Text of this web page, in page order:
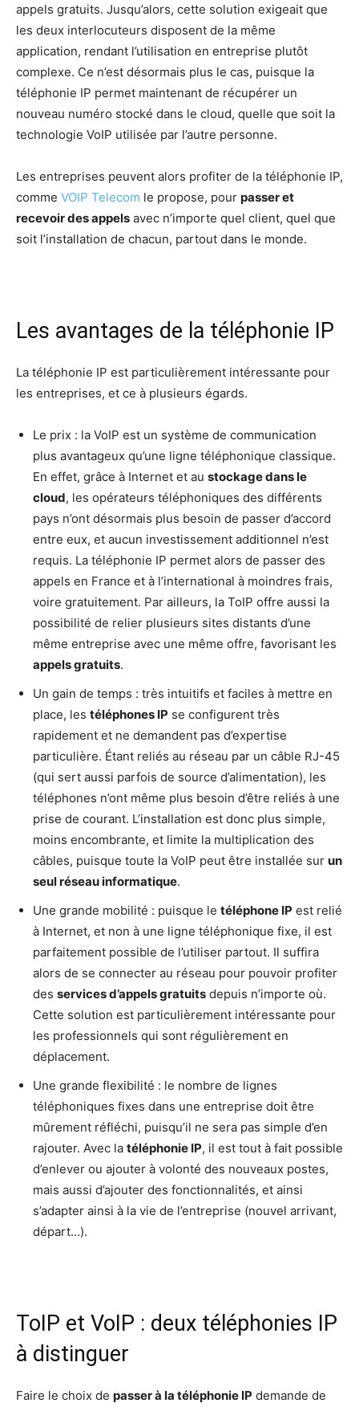
appels gratuits. Jusqu’alors, cette solution exigeait que
les deux interlocuteurs disposent de la même
application, rendant l’utilisation en entreprise plutôt
complexe. Ce n’est désormais plus le cas, puisque la
téléphonie IP permet maintenant de récupérer un
nouveau numéro stocké dans le cloud, quelle que soit la
technologie VoIP utilisée par l’autre personne.
Les entreprises peuvent alors profiter de la téléphonie IP,
comme VOIP Telecom le propose, pour passer et
recevoir des appels avec n’importe quel client, quel que
soit l’installation de chacun, partout dans le monde.
Les avantages de la téléphonie IP
La téléphonie IP est particulièrement intéressante pour
les entreprises, et ce à plusieurs égards.
Le prix : la VoIP est un système de communication
plus avantageux qu’une ligne téléphonique classique.
En effet, grâce à Internet et au stockage dans le
cloud, les opérateurs téléphoniques des différents
pays n’ont désormais plus besoin de passer d’accord
entre eux, et aucun investissement additionnel n’est
requis. La téléphonie IP permet alors de passer des
appels en France et à l’international à moindres frais,
voire gratuitement. Par ailleurs, la ToIP offre aussi la
possibilité de relier plusieurs sites distants d’une
même entreprise avec une même offre, favorisant les
appels gratuits.
Un gain de temps : très intuitifs et faciles à mettre en
place, les téléphones IP se configurent très
rapidement et ne demandent pas d’expertise
particulière. Étant reliés au réseau par un câble RJ-45
(qui sert aussi parfois de source d’alimentation), les
téléphones n’ont même plus besoin d’être reliés à une
prise de courant. L’installation est donc plus simple,
moins encombrante, et limite la multiplication des
câbles, puisque toute la VoIP peut être installée sur un
seul réseau informatique.
Une grande mobilité : puisque le téléphone IP est relié
à Internet, et non à une ligne téléphonique fixe, il est
parfaitement possible de l’utiliser partout. Il suffira
alors de se connecter au réseau pour pouvoir profiter
des services d’appels gratuits depuis n’importe où.
Cette solution est particulièrement intéressante pour
les professionnels qui sont régulièrement en
déplacement.
Une grande flexibilité : le nombre de lignes
téléphoniques fixes dans une entreprise doit être
mûrement réfléchi, puisqu’il ne sera pas simple d’en
rajouter. Avec la téléphonie IP, il est tout à fait possible
d’enlever ou ajouter à volonté des nouveaux postes,
mais aussi d’ajouter des fonctionnalités, et ainsi
s’adapter ainsi à la vie de l’entreprise (nouvel arrivant,
départ…).
ToIP et VoIP : deux téléphonies IP
à distinguer
Faire le choix de passer à la téléphonie IP demande de